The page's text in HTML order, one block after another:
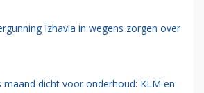
Izhavia in wegens zorgen over
maand dicht voor onderhoud: KLM en